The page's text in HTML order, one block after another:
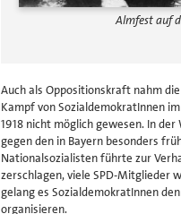
Almfest auf
Auch als Oppositionskraft nahm
Kampf von SozialdemokratInnen
1918 nicht möglich gewesen. In
gegen den in Bayern besonders
Nationalsozialisten führte zur
zerschlagen, viele SPD-Mitglieder
gelang es SozialdemokratInnen
organisieren.